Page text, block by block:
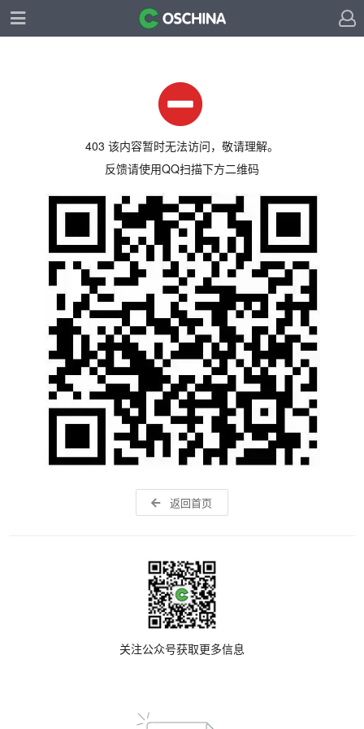
403 该内容暂时无法访问，敬请理解。
反馈请使用QQ扫描下方二维码
返回首页
关注公众号获取更多信息